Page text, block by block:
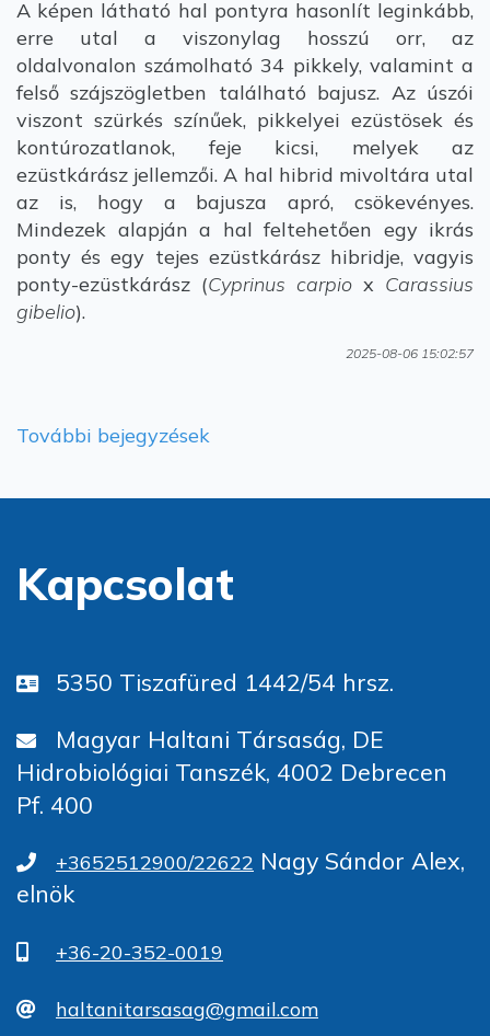
A képen látható hal pontyra hasonlít leginkább,
erre utal a viszonylag hosszú orr, az
oldalvonalon számolható 34 pikkely, valamint a
felső szájszögletben található bajusz. Az úszói
viszont szürkés színűek, pikkelyei ezüstösek és
kontúrozatlanok, feje kicsi, melyek az
ezüstkárász jellemzői. A hal hibrid mivoltára utal
az is, hogy a bajusza apró, csökevényes.
Mindezek alapján a hal feltehetően egy ikrás
ponty és egy tejes ezüstkárász hibridje, vagyis
ponty-ezüstkárász (Cyprinus carpio x Carassius
gibelio).
2025-08-06 15:02:57
További bejegyzések
Kapcsolat
5350 Tiszafüred 1442/54 hrsz.
Magyar Haltani Társaság, DE
Hidrobiológiai Tanszék, 4002 Debrecen
Pf. 400
+3652512900/22622 Nagy Sándor Alex,
elnök
+36-20-352-0019
haltanitarsasag@gmail.com